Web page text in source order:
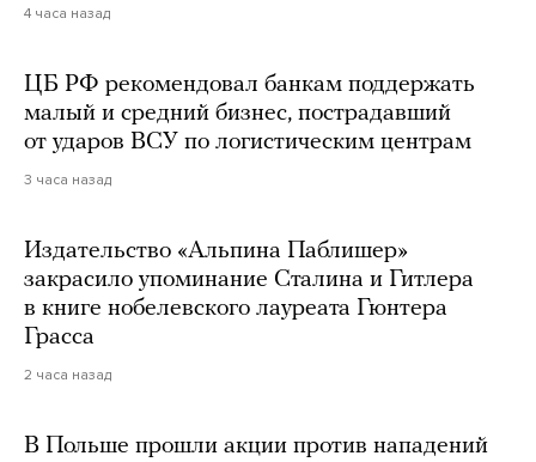
4 часа назад
ЦБ РФ рекомендовал банкам поддержать
малый и средний бизнес, пострадавший
от ударов ВСУ по логистическим центрам
3 часа назад
Издательство «Альпина Паблишер»
закрасило упоминание Сталина и Гитлера
в книге нобелевского лауреата Гюнтера
Грасса
2 часа назад
В Польше прошли акции против нападений